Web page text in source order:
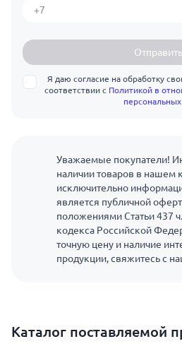
Отправить
Я даю согласие на обработку
соответствии с Политикой в
Уважаемые покупатели!
наличии товаров в нашем
исключительно
является публичной
положениями Статьи 437
кодекса Российской
точную цену и наличие
продукции, свяжитесь с
Каталог поставляемой